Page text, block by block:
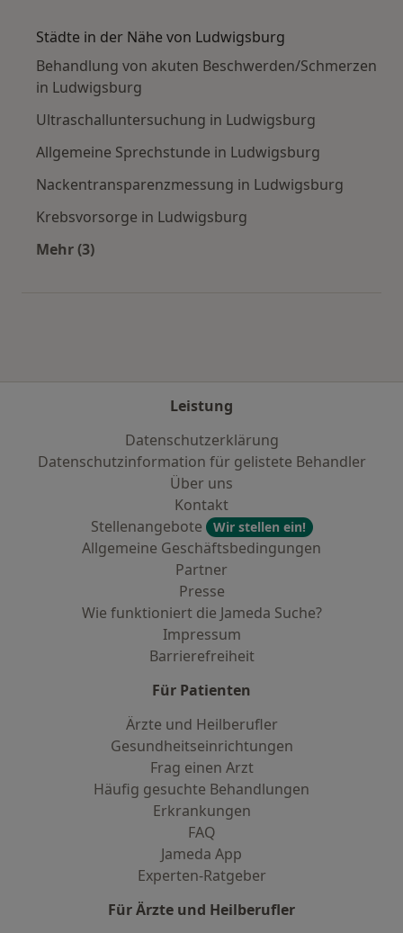
Städte in der Nähe von Ludwigsburg
Behandlung von akuten Beschwerden/Schmerzen
in Ludwigsburg
Ultraschalluntersuchung in Ludwigsburg
Allgemeine Sprechstunde in Ludwigsburg
Nackentransparenzmessung in Ludwigsburg
Krebsvorsorge in Ludwigsburg
Mehr (3)
Leistung
Datenschutzerklärung
Datenschutzinformation für gelistete Behandler
Über uns
Kontakt
Stellenangebote
Wir stellen ein!
Allgemeine Geschäftsbedingungen
Partner
Presse
Wie funktioniert die Jameda Suche?
Impressum
Barrierefreiheit
Für Patienten
Ärzte und Heilberufler
Gesundheitseinrichtungen
Frag einen Arzt
Häufig gesuchte Behandlungen
Erkrankungen
FAQ
Jameda App
Experten-Ratgeber
Für Ärzte und Heilberufler